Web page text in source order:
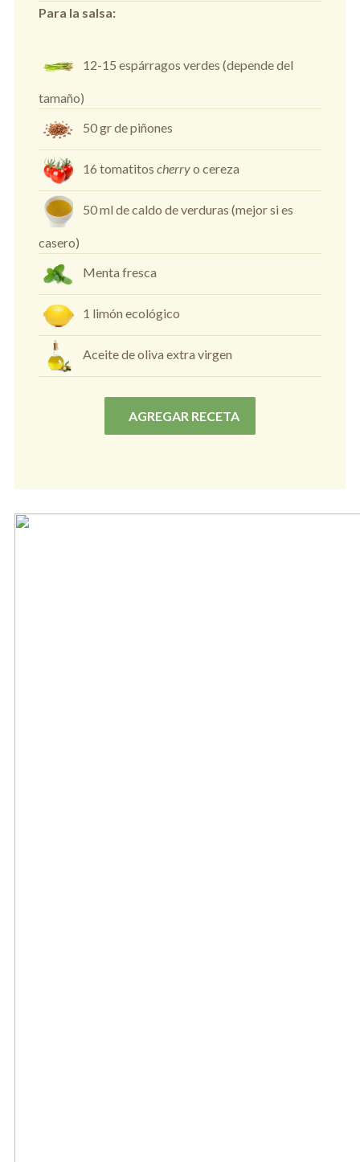
Para la salsa:
12-15 espárragos verdes (depende del
tamaño)
50 gr de piñones
16 tomatitos cherryo cereza
50 ml de caldo de verduras (mejor si es
casero)
Menta fresca
1 limón ecológico
Aceite de oliva extra virgen
AGREGAR RECETA